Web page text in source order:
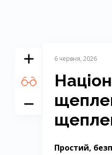
6 червня, 2026
Простий,